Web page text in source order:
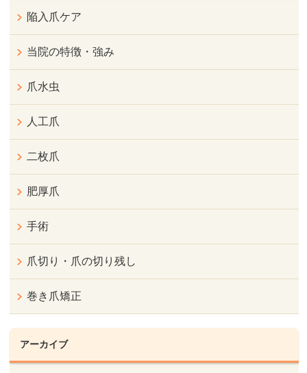
陥入爪ケア
当院の特徴・強み
爪水虫
人工爪
二枚爪
肥厚爪
手術
爪切り・爪の切り残し
巻き爪矯正
アーカイブ